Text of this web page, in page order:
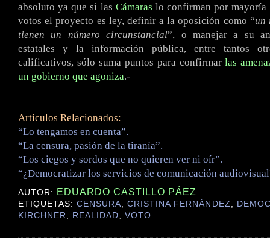
absoluto ya que si las Cámaras lo confirman por mayoría
votos el proyecto es ley, definir a la oposición como “un
tienen un número circunstancial”, o manejar a su
estatales y la información pública, entre tantos
calificativos, sólo suma puntos para confirmarlas
un gobierno que agoniza.-
Artículos Relacionados:
“Lo tengamos en cuenta”.
“La censura, pasión de la tiranía”.
“Los ciegos y sordos que no quieren ver ni oír”.
“¿Democratizar los servicios de comunicación
AUTOR: EDUARDO CASTILLO PÁEZ
ETIQUETAS:CENSURA,CRISTINA FERNÁNDEZ,
KIRCHNER, REALIDAD,VOTO